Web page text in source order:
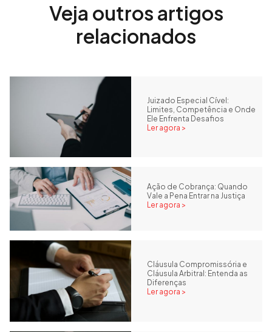
Veja outros artigos
relacionados
Juizado Especial Cível:
Limites, Competência e Onde
Ele Enfrenta Desafios
Ler agora >
Ação de Cobrança: Quando
Vale a Pena Entrar na Justiça
Ler agora >
Cláusula Compromissória e
Cláusula Arbitral: Entenda as
Diferenças
Ler agora >